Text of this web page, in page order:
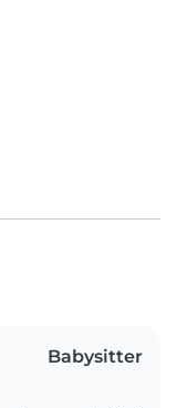
Babysitter